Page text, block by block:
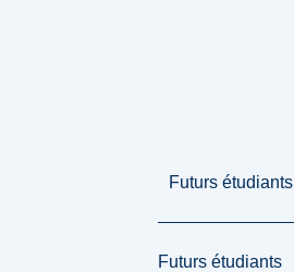
Futurs étudiants
Futurs étudiants